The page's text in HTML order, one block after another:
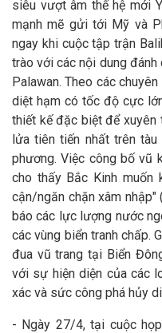
siêu vượt âm thế hệ mới
mạnh mẽ gửi tới Mỹ và
ngay khi cuộc tập trận
trào với các nội dung
Palawan. Theo các
diệt hạm có tốc độ cực
thiết kế đặc biệt để xuyên
lửa tiên tiến nhất trên
phương. Việc công bố vũ
cho thấy Bắc Kinh muốn
cận/ngăn chặn xâm
báo các lực lượng nước
các vùng biển tranh chấp.
đua vũ trang tại Biển
với sự hiện diện của các
xác và sức công phá hủy
- Ngày 27/4, tại cuộc